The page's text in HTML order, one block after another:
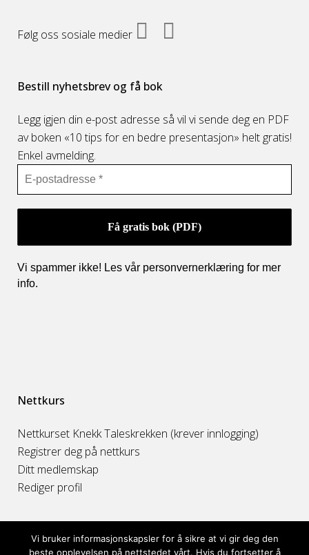
Følg oss sosiale medier
Bestill nyhetsbrev og få bok
Legg igjen din e-post adresse så vil vi sende deg en PDF
av boken «10 tips for en bedre presentasjon» helt gratis!
Enkel avmelding.
Vi spammer ikke! Les vår personvernerklæring for mer
info.
Nettkurs
Nettkurset Knekk Taleskrekken (krever innlogging)
Registrer deg på nettkurs
Ditt medlemskap
Rediger profil
Vi bruker informasjonskapsler for å sikre at vi gir deg den
beste opplevelsen på nettstedet vårt. Hvis du fortsetter å